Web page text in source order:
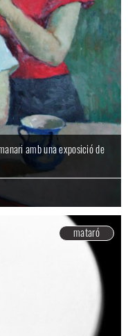
amb una exposició de
mataró